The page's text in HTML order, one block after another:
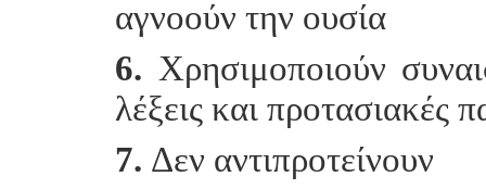
αγνοούν την ουσία
6. Χρησιμοποιούν
λέξεις και προτασιακές
7. Δεν αντιπροτείνουν